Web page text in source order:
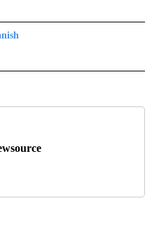
TO RECEIVE NOTIFICATIONS ABOUT